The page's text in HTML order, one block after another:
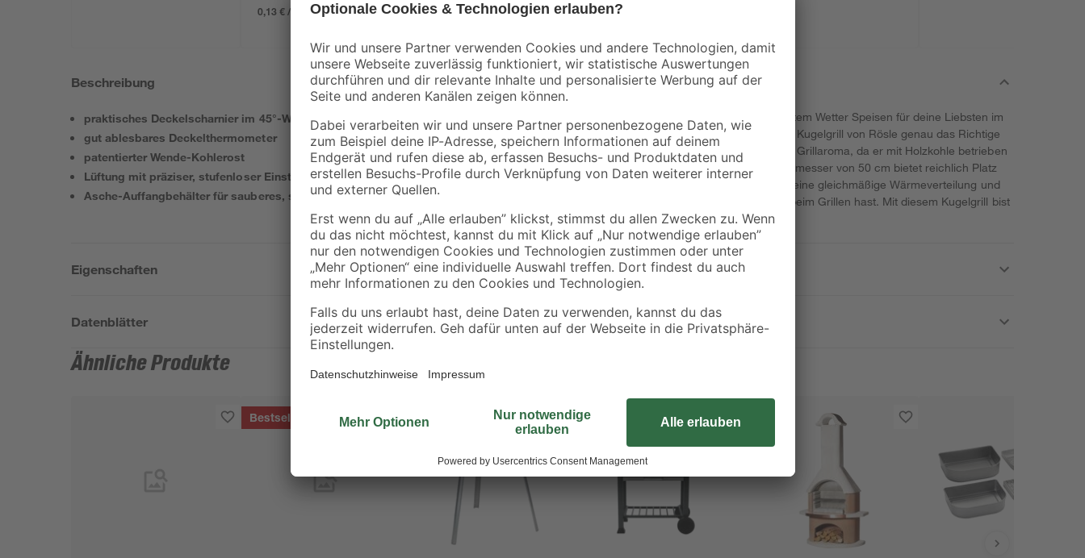
0,13 € / Kilogramm 598,00 € / m³ 4,99 € / Liter
Beschreibung
praktisches Deckelscharnier im 45°-Winkel zu öffnen
gut ablesbares Deckelthermometer
patentierter Wende-Kohlerost
Lüftung mit präziser, stufenloser Einstellung
Asche-Auffangbehälter für sauberes, staubfreies Grillen
Kannst du auch nicht darauf warten, bei schönstem Wetter Speisen für deine Liebsten im
Freien zum Brutzeln zu bringen? Dann ist dieser Kugelgrill von Rösle genau das Richtige
für dich! Du bekommst garantiert das klassische Grillaroma, da er mit Holzkohle betrieben
wird. Die großzügige Grillfläche mit einem Durchmesser von 50 cm bietet reichlich Platz
für dein Grillgut. Der Grillrost aus Stahl sorgt für eine gleichmäßige Wärmeverteilung und
ist besonders langlebig, damit du lange Freude beim Grillen hast. Mit diesem Kugelgrill bist
du bereit für unvergessliche Grillabende!
Eigenschaften
Datenblätter
Ähnliche Produkte
Bestseller Bestseller Bestseller